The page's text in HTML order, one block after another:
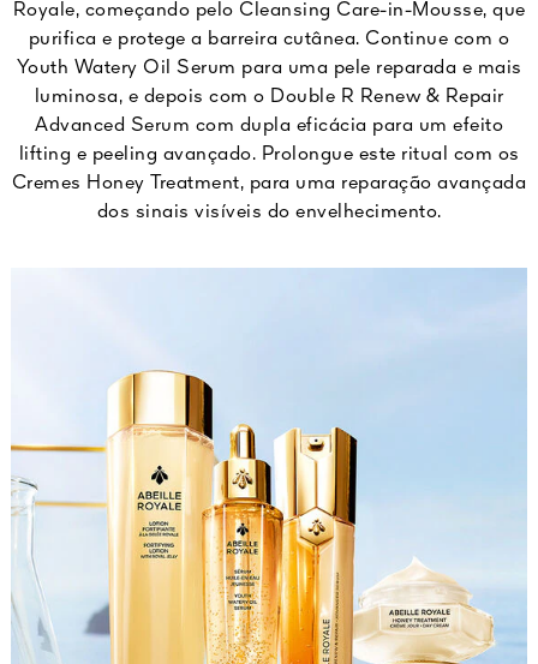
Royale, começando pelo Cleansing Care-in-Mousse, que
purifica e protege a barreira cutânea. Continue com o
Youth Watery Oil Serum para uma pele reparada e mais
luminosa, e depois com o Double R Renew & Repair
Advanced Serum com dupla eficácia para um efeito
lifting e peeling avançado. Prolongue este ritual com os
Cremes Honey Treatment, para uma reparação avançada
dos sinais visíveis do envelhecimento.